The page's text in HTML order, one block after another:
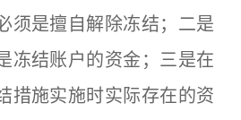
须是擅自解除冻结；二是
冻结账户的资金；三是在
措施实施时实际存在的资